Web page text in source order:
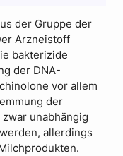
der Gruppe der
Arzneistoff
bakterizide
der DNA-
vor allem
der
unabhängig
allerdings